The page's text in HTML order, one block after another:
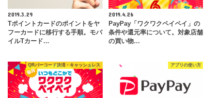
2019.3.29
Tポイントカードのポイントをヤ
フーカードに移行する手順。モバ
イルTカード…
2019.4.26
PayPay「ワクワクペイペイ」の
条件や還元率について。対象店舗
の買い物…
QRバーコード決済・キャッシュレス アプリの使い方